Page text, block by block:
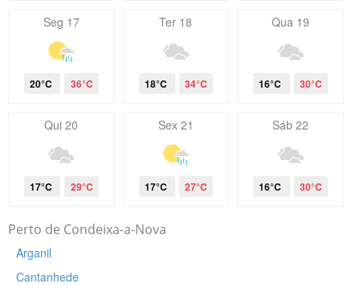
Seg 17
20°C 36°C
Ter 18
18°C 34°C
Qua 19
16°C 30°C
Qui 20
17°C 29°C
Sex 21
17°C 27°C
Sáb 22
16°C 30°C
Perto de Condeixa-a-Nova
Arganil
Cantanhede